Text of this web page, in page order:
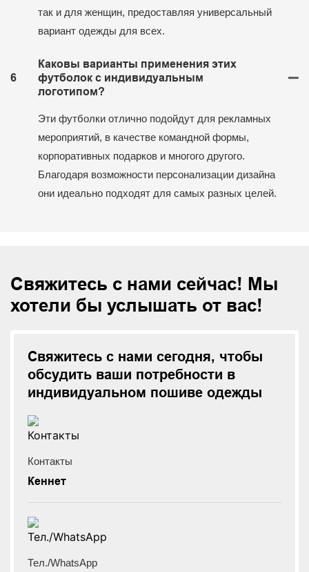
так и для женщин, предоставляя универсальный
вариант одежды для всех.
6
Каковы варианты применения этих
футболок с индивидуальным
логотипом?
Эти футболки отлично подойдут для рекламных
мероприятий, в качестве командной формы,
корпоративных подарков и многого другого.
Благодаря возможности персонализации дизайна
они идеально подходят для самых разных целей.
Свяжитесь с нами сейчас! Мы
хотели бы услышать от вас!
Свяжитесь с нами сегодня, чтобы
обсудить ваши потребности в
индивидуальном пошиве одежды
Контакты
Кеннет
Тел./WhatsApp